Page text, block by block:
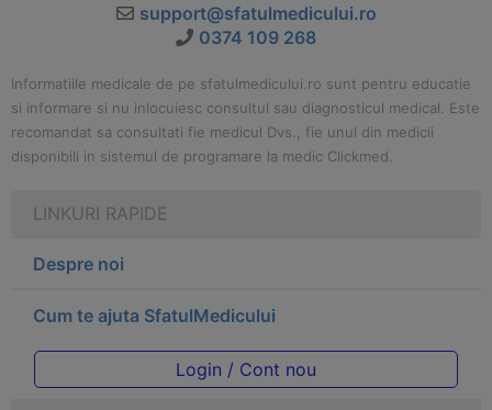
support@sfatulmedicului.ro
0374 109 268
Informatiile medicale de pe sfatulmedicului.ro sunt pentru educatie
si informare si nu inlocuiesc consultul sau diagnosticul medical. Este
recomandat sa consultati fie medicul Dvs., fie unul din medicii
disponibili in sistemul de programare la medic Clickmed.
LINKURI RAPIDE
Despre noi
Cum te ajuta SfatulMedicului
Login / Cont nou